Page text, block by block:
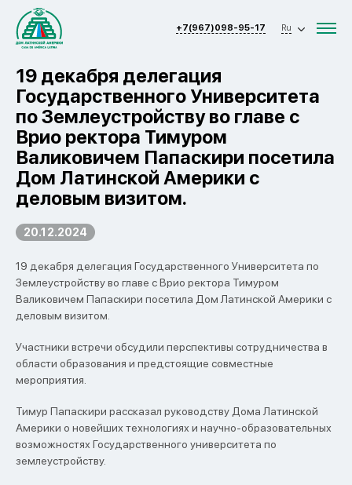
+7(967)098-95-17 Ru
19 декабря делегация
Государственного Университета
по Землеустройству во главе с
Врио ректора Тимуром
Валиковичем Папаскири посетила
Дом Латинской Америки с
деловым визитом.
20.12.2024
19 декабря делегация Государственного Университета по
Землеустройству во главе с Врио ректора Тимуром
Валиковичем Папаскири посетила Дом Латинской Америки с
деловым визитом.
Участники встречи обсудили перспективы сотрудничества в
области образования и предстоящие совместные
мероприятия.
Тимур Папаскири рассказал руководству Дома Латинской
Америки о новейших технологиях и научно-образовательных
возможностях Государственного университета по
землеустройству.